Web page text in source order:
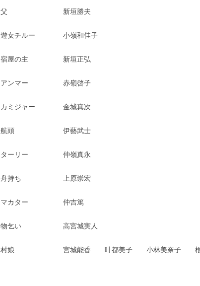
父 新垣勝夫
遊女チルー 小嶺和佳子
宿屋の主 新垣正弘
アンマー 赤嶺啓子
カミジャー 金城真次
航頭 伊藝武士
ターリー 仲嶺真永
舟持ち 上原崇宏
マカター 仲吉篤
物乞い 高宮城実人
村娘 宮城能香 叶都美子 小林美奈子 根神